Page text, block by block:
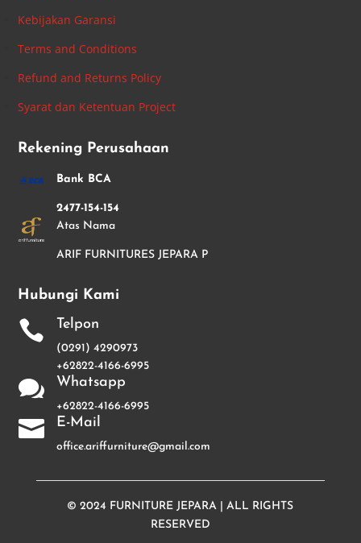
Kebijakan Garansi
Terms and Conditions
Refund and Returns Policy
Syarat dan Ketentuan Project
Rekening Perusahaan
Bank BCA
2477-154-154
Atas Nama
ARIF FURNITURES JEPARA P
Hubungi Kami
 Telpon
(0291) 4290973
+62822-4166-6995
 Whatsapp
+62822-4166-6995
 E-Mail
office.ariffurniture@gmail.com
© 2024 FURNITURE JEPARA | ALL RIGHTS
RESERVED